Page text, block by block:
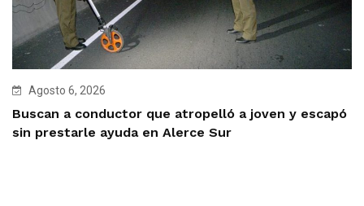
Agosto 6, 2026
Buscan a conductor que atropelló a joven y escapó
sin prestarle ayuda en Alerce Sur